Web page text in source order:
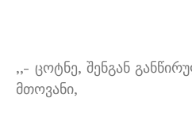
,,- ცოტნე, შენგან
მთოვანი,